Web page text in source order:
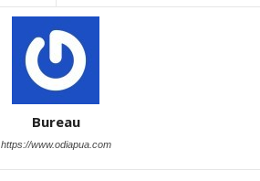
Bureau
https://www.odiapua.com